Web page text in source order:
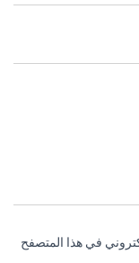
في هذا المتصفح